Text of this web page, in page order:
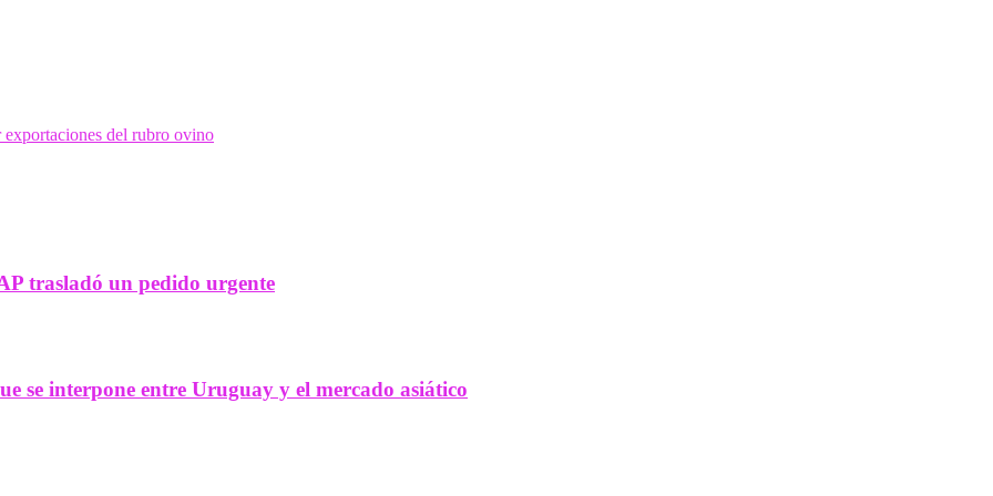
exportaciones del rubro ovino
trasladó un pedido urgente
se interpone entre Uruguay y el mercado asiático